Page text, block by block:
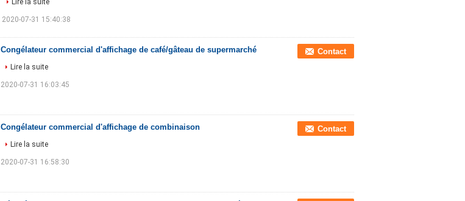
Lire la suite
2020-07-31 15:40:38
Congélateur commercial d'affichage de café/gâteau de supermarché Contact
Lire la suite
2020-07-31 16:03:45
Congélateur commercial d'affichage de combinaison Contact
Lire la suite
2020-07-31 16:58:30